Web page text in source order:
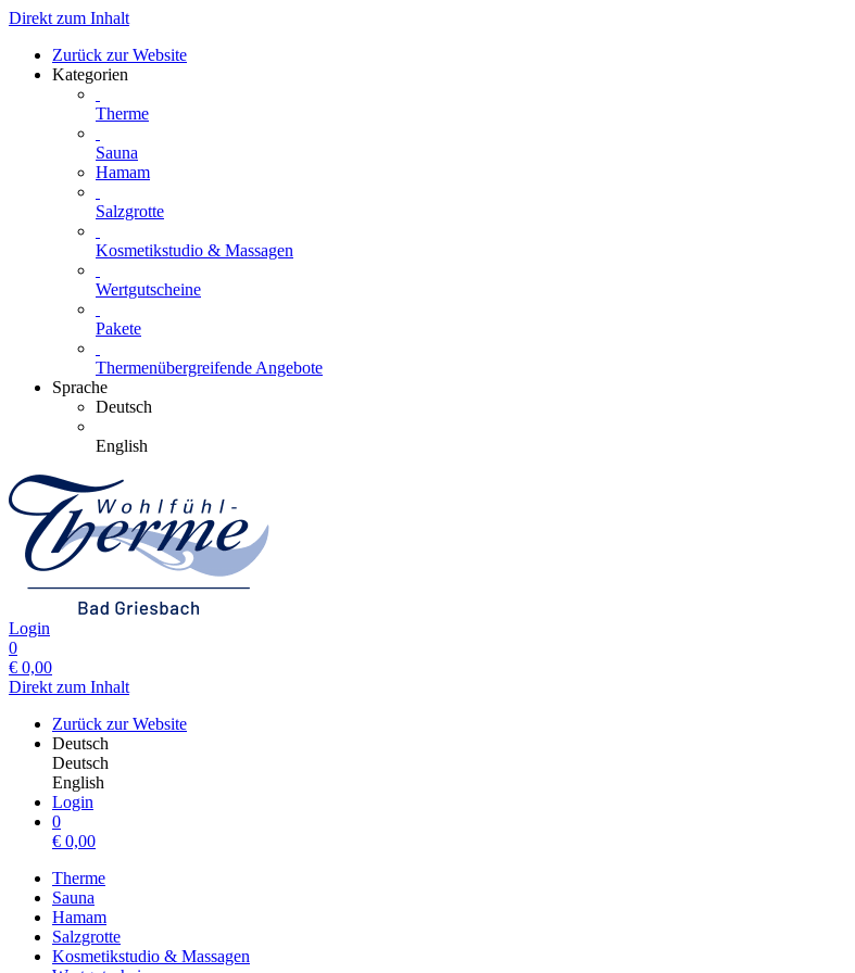
Direkt zum Inhalt
Zurück zur Website
Kategorien
Therme
Sauna
Hamam
Salzgrotte
Kosmetikstudio & Massagen
Wertgutscheine
Pakete
Thermenübergreifende Angebote
Sprache
Deutsch
English
Login
0
€ 0,00
Direkt zum Inhalt
Zurück zur Website
Deutsch
Deutsch
English
Login
0
€ 0,00
Therme
Sauna
Hamam
Salzgrotte
Kosmetikstudio & Massagen